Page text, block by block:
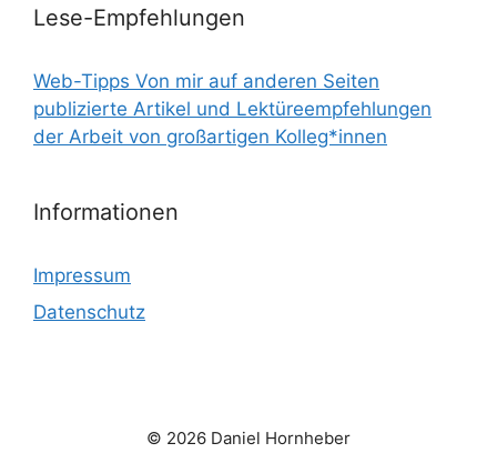
Lese-Empfehlungen
Web-Tipps Von mir auf anderen Seiten
publizierte Artikel und Lektüreempfehlungen
der Arbeit von großartigen Kolleg*innen
Informationen
Impressum
Datenschutz
© 2026 Daniel Hornheber